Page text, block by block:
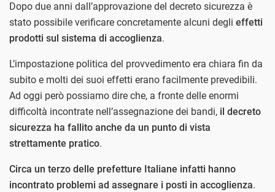
Dopo due anni dall’approvazione del decreto sicurezza è
stato possibile verificare concretamente alcuni degli effetti
prodotti sul sistema di accoglienza.
L’impostazione politica del provvedimento era chiara fin da
subito e molti dei suoi effetti erano facilmente prevedibili.
Ad oggi però possiamo dire che, a fronte delle enormi
difficoltà incontrate nell’assegnazione dei bandi, il decreto
sicurezza ha fallito anche da un punto di vista
strettamente pratico.
Circa un terzo delle prefetture Italiane infatti hanno
incontrato problemi ad assegnare i posti in accoglienza.